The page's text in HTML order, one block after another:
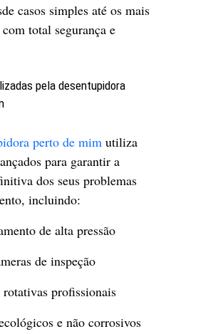
casos simples até os mais
total segurança e
pela desentupidora
perto de mim utiliza
para garantir a
dos seus problemas
incluindo:
de alta pressão
de inspeção
profissionais
e não corrosivos